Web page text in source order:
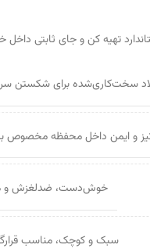
تهیه کن و جای ثابتی
سخت‌کاری‌شده برای شکستن
و ایمن داخل محفظه مخصوص
خوش‌دست، ضدلغزش و
سبک و کوچک، مناسب